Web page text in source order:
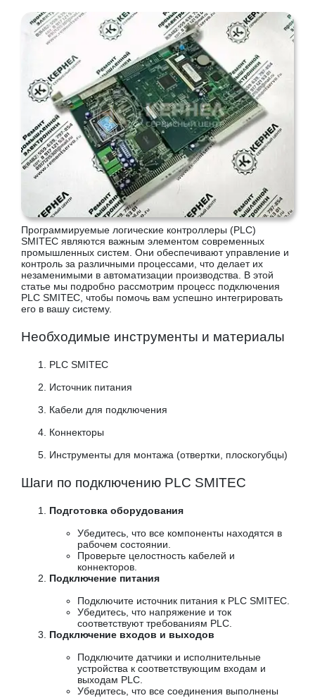
Программируемые логические контроллеры (PLC)
SMITEC являются важным элементом современных
промышленных систем. Они обеспечивают управление и
контроль за различными процессами, что делает их
незаменимыми в автоматизации производства. В этой
статье мы подробно рассмотрим процесс подключения
PLC SMITEC, чтобы помочь вам успешно интегрировать
его в вашу систему.
Необходимые инструменты и материалы
PLC SMITEC
Источник питания
Кабели для подключения
Коннекторы
Инструменты для монтажа (отвертки, плоскогубцы)
Шаги по подключению PLC SMITEC
Подготовка оборудования
Убедитесь, что все компоненты находятся в
рабочем состоянии.
Проверьте целостность кабелей и
коннекторов.
Подключение питания
Подключите источник питания к PLC SMITEC.
Убедитесь, что напряжение и ток
соответствуют требованиям PLC.
Подключение входов и выходов
Подключите датчики и исполнительные
устройства к соответствующим входам и
выходам PLC.
Убедитесь, что все соединения выполнены